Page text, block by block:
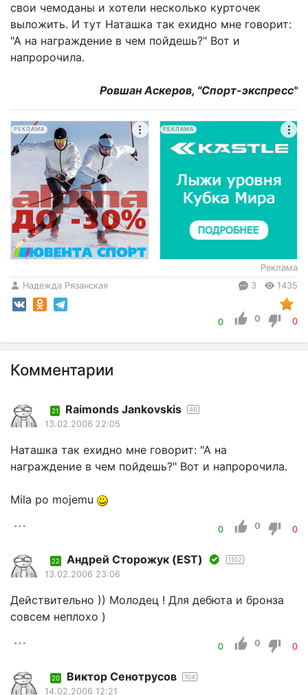
свои чемоданы и хотели несколько курточек
выложить. И тут Наташка так ехидно мне говорит:
"А на награждение в чем пойдешь?" Вот и
напророчила.
Ровшан Аскеров, "Спорт-экспресс"
РЕКЛАМА РЕКЛАМА
Реклама
Надежда Рязанская
3 1435
0 0 0
Комментарии
21 Raimonds Jankovskis 46
13.02.2006 22:05
Наташка так ехидно мне говорит: "А на
награждение в чем пойдешь?" Вот и напророчила.
Mila po mojemu
0 0 0
22 Андрей Сторожук (EST) 1102
13.02.2006 23:06
Действительно )) Молодец ! Для дебюта и бронза
совсем неплохо )
0 0 0
20 Виктор Сенотрусов 104
14.02.2006 12:21